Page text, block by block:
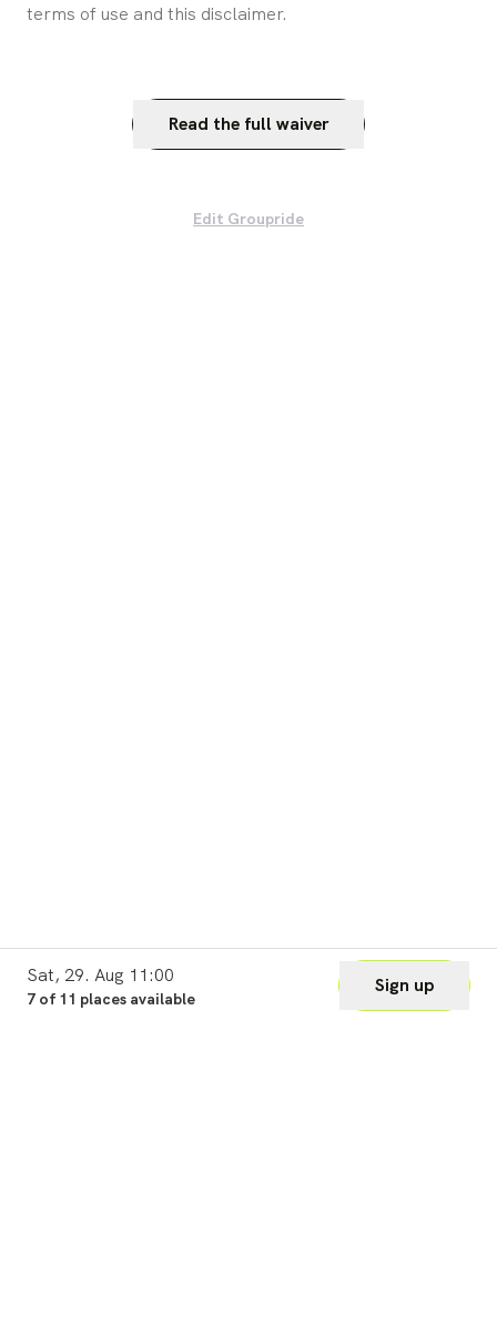
Sat, 29. Aug 11:00
7 of 11 places available
Sign up
terms of use and this disclaimer.
Read the full waiver
Edit Groupride